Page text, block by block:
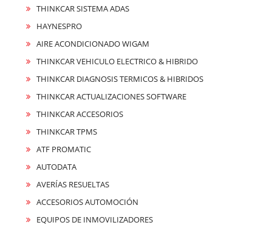
THINKCAR SISTEMA ADAS
HAYNESPRO
AIRE ACONDICIONADO WIGAM
THINKCAR VEHICULO ELECTRICO & HIBRIDO
THINKCAR DIAGNOSIS TERMICOS & HIBRIDOS
THINKCAR ACTUALIZACIONES SOFTWARE
THINKCAR ACCESORIOS
THINKCAR TPMS
ATF PROMATIC
AUTODATA
AVERÍAS RESUELTAS
ACCESORIOS AUTOMOCIÓN
EQUIPOS DE INMOVILIZADORES